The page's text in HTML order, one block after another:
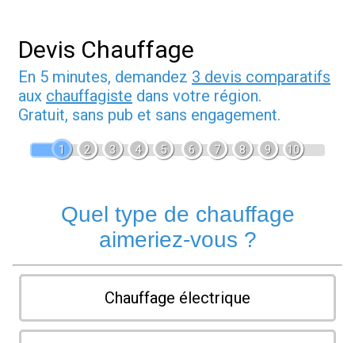
Devis Chauffage
En 5 minutes, demandez 3 devis comparatifs
aux chauffagiste dans votre région.
Gratuit, sans pub et sans engagement.
1 2 3 4 5 6 7 8 9 10
Quel type de chauffage
aimeriez-vous ?
Chauffage électrique